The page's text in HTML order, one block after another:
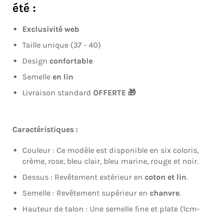
été :
Exclusivité web
Taille unique (37 - 40)
Design confortable
Semelle en lin
Livraison standard OFFERTE 🎁
Caractéristiques :
Couleur : Ce modèle est disponible en six coloris,
crème, rose, bleu clair, bleu marine, rouge et noir.
Dessus : Revêtement extérieur en coton et lin.
Semelle : Revêtement supérieur en chanvre.
Hauteur de talon : Une semelle fine et plate (1cm-